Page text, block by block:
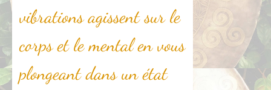
vibrations agissent sur le
corps et le mental en vous
plongeant dans un état